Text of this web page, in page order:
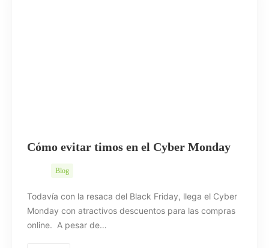
Cómo evitar timos en el Cyber Monday
Blog
Todavía con la resaca del Black Friday, llega el Cyber
Monday con atractivos descuentos para las compras
online. A pesar de…